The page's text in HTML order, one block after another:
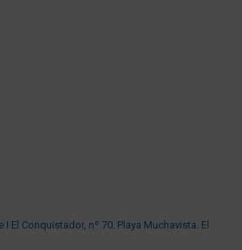
I El Conquistador, nº 70. Playa Muchavista. El